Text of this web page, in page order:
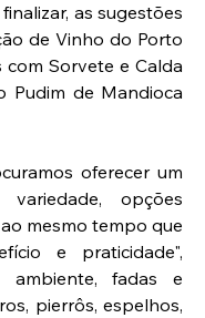
as sugestões
de Vinho do Porto
com Sorvete e Calda
Pudim de Mandioca
oferecer um
opções
mesmo tempo que
e praticidade",
ambiente, fadas e
pierrôs, espelhos,